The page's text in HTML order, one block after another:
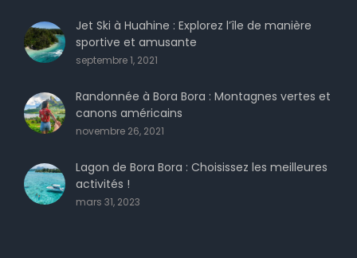
Jet Ski à Huahine : Explorez l’île de manière
sportive et amusante
septembre 1, 2021
Randonnée à Bora Bora : Montagnes vertes et
canons américains
novembre 26, 2021
Lagon de Bora Bora : Choisissez les meilleures
activités !
mars 31, 2023